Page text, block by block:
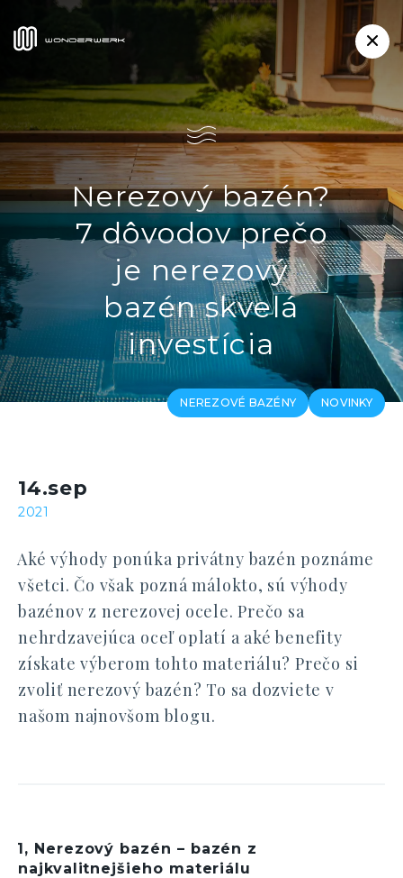
Nerezový bazén?
7 dôvodov prečo
je nerezový
bazén skvelá
investícia
NEREZOVÉ BAZÉNY NOVINKY
14.sep
2021
Aké výhody ponúka privátny bazén poznáme
všetci. Čo však pozná málokto, sú výhody
bazénov z nerezovej ocele. Prečo sa
nehrdzavejúca oceľ oplatí a aké benefity
získate výberom tohto materiálu? Prečo si
zvoliť nerezový bazén? To sa dozviete v
našom najnovšom blogu.
1, Nerezový bazén – bazén z
najkvalitnejšieho materiálu